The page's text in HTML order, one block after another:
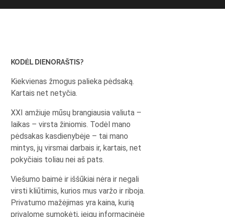
KODĖL DIENORAŠTIS?
Kiekvienas žmogus palieka pėdsaką.
Kartais net netyčia.
XXI amžiuje mūsų brangiausia valiuta –
laikas – virsta žiniomis. Todėl mano
pėdsakas kasdienybėje – tai mano
mintys, jų virsmai darbais ir, kartais, net
pokyčiais toliau nei aš pats.
Viešumo baimė ir iššūkiai nėra ir negali
virsti kliūtimis, kurios mus varžo ir riboja.
Privatumo mažėjimas yra kaina, kurią
privalome sumokėti, jeigu informacinėje